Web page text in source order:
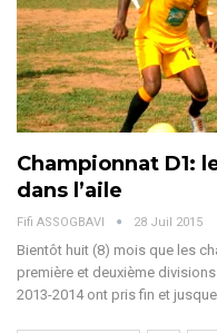
Championnat D1:
dans l’aile
Fifi ASSOGBAVI 28 Juil 2015
Bientôt huit (8) mois que les
première et deuxième
2013-2014 ont pris fin et